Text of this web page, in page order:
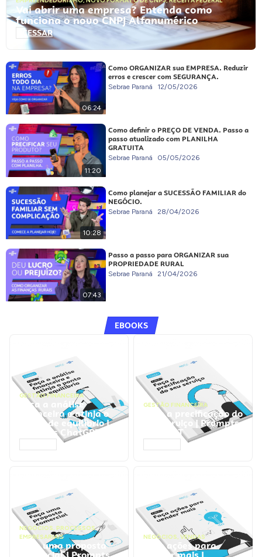
Vai abrir uma empresa? Entenda como
funciona o novo CNPJ Alfanumérico
ACESSAR
06:24
Como ORGANIZAR sua EMPRESA. Reduzir
erros e crescer com SEGURANÇA.
Sebrae Paraná 12/05/2026
11:20
Como definir o PREÇO DE VENDA. Passo a
passo atualizado com PLANILHA
GRATUITA
Sebrae Paraná 05/05/2026
10:28
Como planejar a SUCESSÃO FAMILIAR do
NEGÓCIO.
Sebrae Paraná 28/04/2026
07:43
Passo a passo para ORGANIZAR sua
PROPRIEDADE RURAL
Sebrae Paraná 21/04/2026
EBOOKS
GESTÃO FINANCEIRA
Faça a análise
financeira e atinja o
ponto de equilíbrio |
Prompts ChatGPT
GESTÃO FINANCEIRA
Faça a precificação do
seu serviço | Prompts
ChatGPT
NEGÓCIOS, PROCESSOS
EMPRESARIAIS
Faça uma proposta
NEGÓCIOS, VENDAS
Faça ações para